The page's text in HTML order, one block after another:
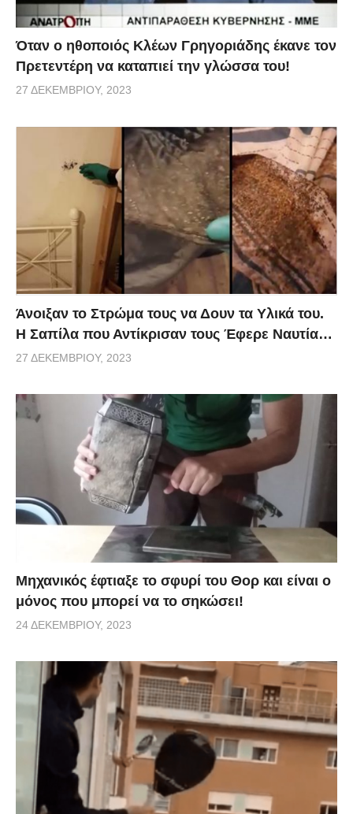
Όταν ο ηθοποιός Κλέων Γρηγοριάδης έκανε τον
Πρετεντέρη να καταπιεί την γλώσσα του!
27 ΔΕΚΕΜΒΡΊΟΥ, 2023
Άνοιξαν το Στρώμα τους να Δουν τα Υλικά του.
Η Σαπίλα που Αντίκρισαν τους Έφερε Ναυτία…
27 ΔΕΚΕΜΒΡΊΟΥ, 2023
Μηχανικός έφτιαξε το σφυρί του Θορ και είναι ο
μόνος που μπορεί να το σηκώσει!
24 ΔΕΚΕΜΒΡΊΟΥ, 2023